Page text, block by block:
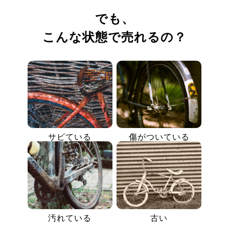
でも、
こんな状態で売れるの？
サビている 傷がついている
汚れている 古い